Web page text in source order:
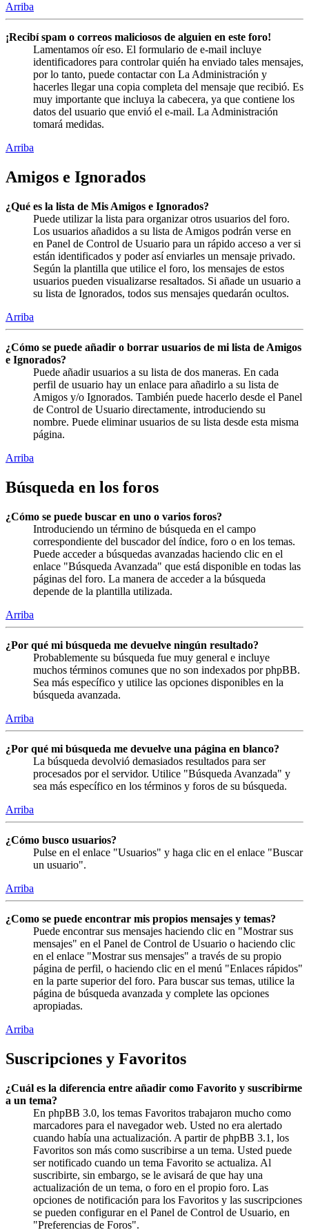
Arriba
¡Recibí spam o correos maliciosos de alguien en este foro!
Lamentamos oír eso. El formulario de e-mail incluye
identificadores para controlar quién ha enviado tales mensajes,
por lo tanto, puede contactar con La Administración y
hacerles llegar una copia completa del mensaje que recibió. Es
muy importante que incluya la cabecera, ya que contiene los
datos del usuario que envió el e-mail. La Administración
tomará medidas.
Arriba
Amigos e Ignorados
¿Qué es la lista de Mis Amigos e Ignorados?
Puede utilizar la lista para organizar otros usuarios del foro.
Los usuarios añadidos a su lista de Amigos podrán verse en
en Panel de Control de Usuario para un rápido acceso a ver si
están identificados y poder así enviarles un mensaje privado.
Según la plantilla que utilice el foro, los mensajes de estos
usuarios pueden visualizarse resaltados. Si añade un usuario a
su lista de Ignorados, todos sus mensajes quedarán ocultos.
Arriba
¿Cómo se puede añadir o borrar usuarios de mi lista de Amigos
e Ignorados?
Puede añadir usuarios a su lista de dos maneras. En cada
perfil de usuario hay un enlace para añadirlo a su lista de
Amigos y/o Ignorados. También puede hacerlo desde el Panel
de Control de Usuario directamente, introduciendo su
nombre. Puede eliminar usuarios de su lista desde esta misma
página.
Arriba
Búsqueda en los foros
¿Cómo se puede buscar en uno o varios foros?
Introduciendo un término de búsqueda en el campo
correspondiente del buscador del índice, foro o en los temas.
Puede acceder a búsquedas avanzadas haciendo clic en el
enlace "Búsqueda Avanzada" que está disponible en todas las
páginas del foro. La manera de acceder a la búsqueda
depende de la plantilla utilizada.
Arriba
¿Por qué mi búsqueda me devuelve ningún resultado?
Probablemente su búsqueda fue muy general e incluye
muchos términos comunes que no son indexados por phpBB.
Sea más específico y utilice las opciones disponibles en la
búsqueda avanzada.
Arriba
¿Por qué mi búsqueda me devuelve una página en blanco?
La búsqueda devolvió demasiados resultados para ser
procesados por el servidor. Utilice "Búsqueda Avanzada" y
sea más específico en los términos y foros de su búsqueda.
Arriba
¿Cómo busco usuarios?
Pulse en el enlace "Usuarios" y haga clic en el enlace "Buscar
un usuario".
Arriba
¿Como se puede encontrar mis propios mensajes y temas?
Puede encontrar sus mensajes haciendo clic en "Mostrar sus
mensajes" en el Panel de Control de Usuario o haciendo clic
en el enlace "Mostrar sus mensajes" a través de su propio
página de perfil, o haciendo clic en el menú "Enlaces rápidos"
en la parte superior del foro. Para buscar sus temas, utilice la
página de búsqueda avanzada y complete las opciones
apropiadas.
Arriba
Suscripciones y Favoritos
¿Cuál es la diferencia entre añadir como Favorito y suscribirme
a un tema?
En phpBB 3.0, los temas Favoritos trabajaron mucho como
marcadores para el navegador web. Usted no era alertado
cuando había una actualización. A partir de phpBB 3.1, los
Favoritos son más como suscribirse a un tema. Usted puede
ser notificado cuando un tema Favorito se actualiza. Al
suscribirte, sin embargo, se le avisará de que hay una
actualización de un tema, o foro en el propio foro. Las
opciones de notificación para los Favoritos y las suscripciones
se pueden configurar en el Panel de Control de Usuario, en
"Preferencias de Foros".